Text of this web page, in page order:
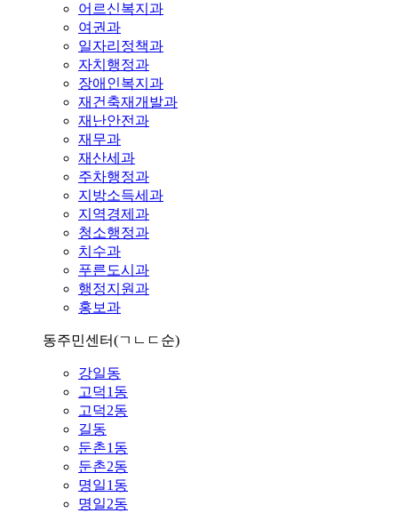
어르신복지과
여권과
일자리정책과
자치행정과
장애인복지과
재건축재개발과
재난안전과
재무과
재산세과
주차행정과
지방소득세과
지역경제과
청소행정과
치수과
푸른도시과
행정지원과
홍보과
동주민센터(ㄱㄴㄷ순)
강일동
고덕1동
고덕2동
길동
둔촌1동
둔촌2동
명일1동
명일2동